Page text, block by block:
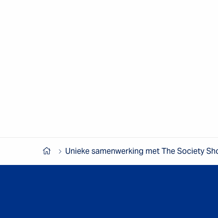
Unieke samenwerking met The Society